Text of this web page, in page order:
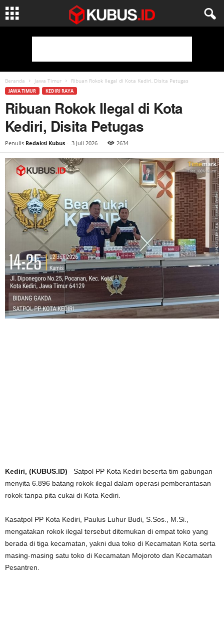
Beranda Jawa Timur Ribuan Rokok Ilegal di Kota Kediri, Disita Petugas
JAWA TIMUR KEDIRI RAYA
Ribuan Rokok Ilegal di Kota
Kediri, Disita Petugas
Penulis Redaksi Kubus - 3 Juli 2026 2634
Kediri, (KUBUS.ID) –Satpol PP Kota Kediri beserta tim gabungan
menyita 6.896 batang rokok ilegal dalam operasi pemberantasan
rokok tanpa pita cukai di Kota Kediri.
Kasatpol PP Kota Kediri, Paulus Luhur Budi, S.Sos., M.Si.,
mengatakan rokok ilegal tersebut ditemukan di empat toko yang
berada di tiga kecamatan, yakni dua toko di Kecamatan Kota serta
masing-masing satu toko di Kecamatan Mojoroto dan Kecamatan
Pesantren.